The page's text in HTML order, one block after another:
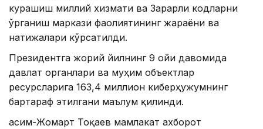
курашиш миллий хизмати ва Зарарли кодларни
ўрганиш маркази фаолиятининг жараёни ва
натижалари кўрсатилди.
Президентга жорий йилнинг 9 ойи давомида
давлат органлари ва муҳим объектлар
ресурсларига 163,4 миллион киберҳужумнинг
бартараф этилгани маълум қилинди.
Қасим-Жомарт Тоқаев мамлакат ахборот